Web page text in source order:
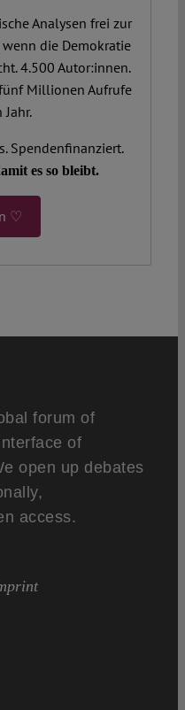
Analysen frei zur
die Demokratie
4.500 Autor:innen.
Millionen Aufrufe
Spendenfinanziert.
es so bleibt.
♡
forum of
of
open up debates
access.